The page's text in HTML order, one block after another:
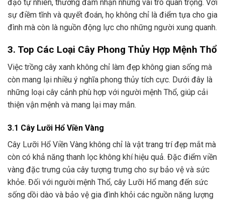
đạo tự nhiên, thường đảm nhận những vai trò quan trọng. Với
sự điềm tĩnh và quyết đoán, họ không chỉ là điểm tựa cho gia
đình mà còn là nguồn động lực cho những người xung quanh.
3. Top Các Loại Cây Phong Thủy Hợp Mệnh Thổ
Việc trồng cây xanh không chỉ làm đẹp không gian sống mà
còn mang lại nhiều ý nghĩa phong thủy tích cực. Dưới đây là
những loại cây cảnh phù hợp với người mệnh Thổ, giúp cải
thiện vận mệnh và mang lại may mắn.
3.1 Cây Lưỡi Hổ Viền Vàng
Cây Lưỡi Hổ Viền Vàng không chỉ là vật trang trí đẹp mắt mà
còn có khả năng thanh lọc không khí hiệu quả. Đặc điểm viền
vàng đặc trưng của cây tượng trưng cho sự bảo vệ và sức
khỏe. Đối với người mệnh Thổ, cây Lưỡi Hổ mang đến sức
sống dồi dào và bảo vệ gia đình khỏi các nguồn năng lượng